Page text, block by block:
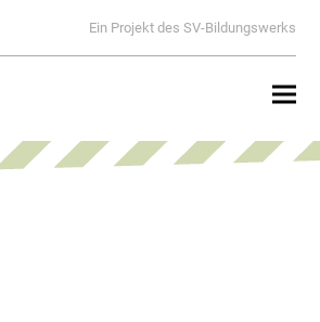
Ein Projekt des SV-Bildungswerks